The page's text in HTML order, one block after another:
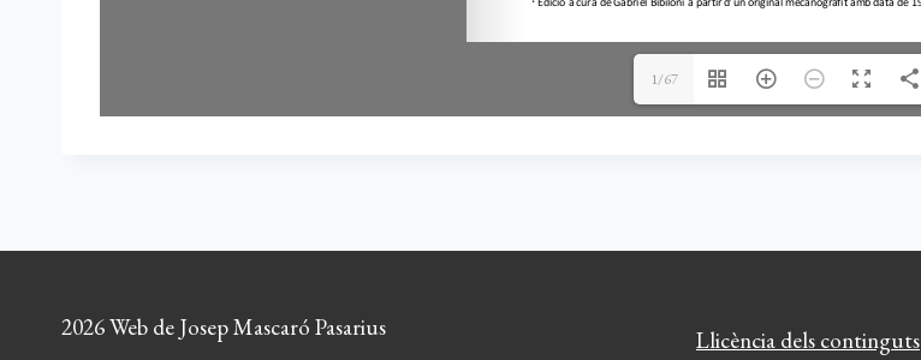
1/67
2026 Web de Josep Mascaró Pasarius Llicència dels continguts